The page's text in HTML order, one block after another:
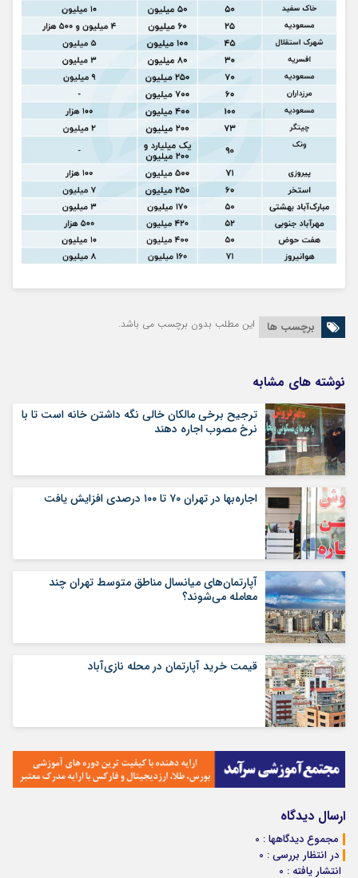
برچسب ها این مطلب بدون برچسب می باشد.
نوشته های مشابه
ترجیح برخی مالکان خالی نگه داشتن خانه است تا با
نرخ مصوب اجاره دهند
اجاره‌بها در تهران ۷۰ تا ۱۰۰ درصدی افزایش یافت
آپارتمان‌های میانسال‌ مناطق متوسط تهران چند
معامله می‌شوند؟
قیمت خرید آپارتمان در محله نازی‌آباد
ارسال دیدگاه
مجموع دیدگاهها : 0
در انتظار بررسی : 0
انتشار یافته : 0